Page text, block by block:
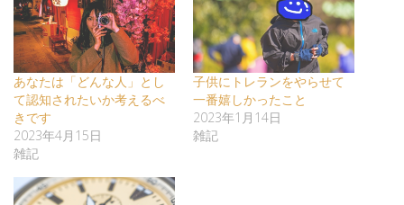
あなたは「どんな人」とし
て認知されたいか考えるべ
きです
2023年4月15日
雑記
子供にトレランをやらせて
一番嬉しかったこと
2023年1月14日
雑記